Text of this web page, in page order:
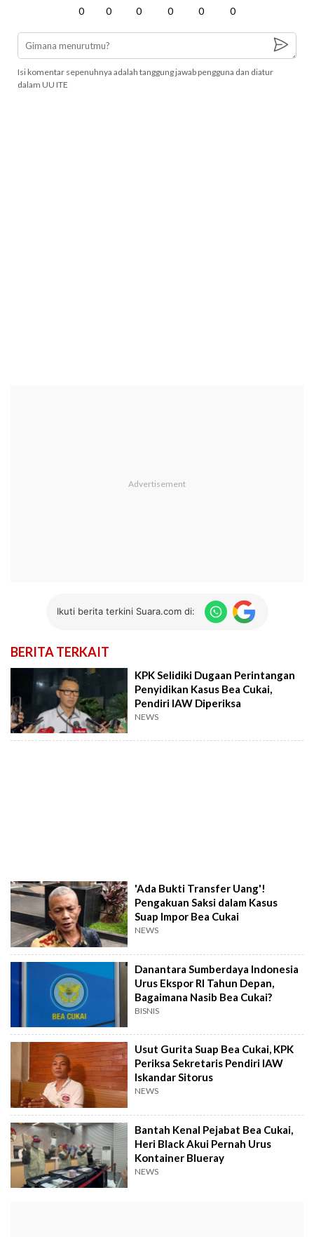
0 0 0 0 0 0
Isi komentar sepenuhnya adalah tanggung jawab pengguna dan diatur
dalam UU ITE
Ikuti berita terkini Suara.com di:
BERITA TERKAIT
KPK Selidiki Dugaan Perintangan
Penyidikan Kasus Bea Cukai,
Pendiri IAW Diperiksa
NEWS
'Ada Bukti Transfer Uang'!
Pengakuan Saksi dalam Kasus
Suap Impor Bea Cukai
NEWS
Danantara Sumberdaya Indonesia
Urus Ekspor RI Tahun Depan,
Bagaimana Nasib Bea Cukai?
BISNIS
Usut Gurita Suap Bea Cukai, KPK
Periksa Sekretaris Pendiri IAW
Iskandar Sitorus
NEWS
Bantah Kenal Pejabat Bea Cukai,
Heri Black Akui Pernah Urus
Kontainer Blueray
NEWS